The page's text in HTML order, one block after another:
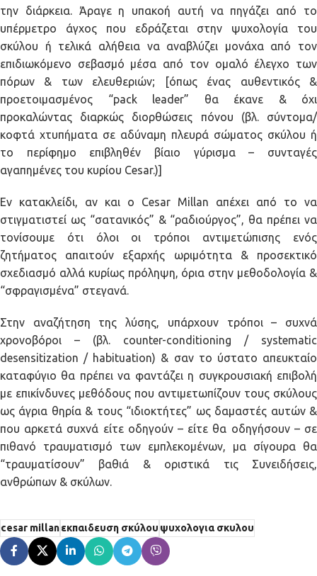
την διάρκεια. Άραγε η υπακοή αυτή να πηγάζει από το
υπέρμετρο άγχος που εδράζεται στην ψυχολογία του
σκύλου ή τελικά αλήθεια να αναβλύζει μονάχα από τον
επιδιωκόμενο σεβασμό μέσα από τον ομαλό έλεγχο των
πόρων & των ελευθεριών; [όπως ένας αυθεντικός &
προετοιμασμένος “pack leader” θα έκανε & όχι
προκαλώντας διαρκώς διορθώσεις πόνου (βλ. σύντομα/
κοφτά χτυπήματα σε αδύναμη πλευρά σώματος σκύλου ή
το περίφημο επιβληθέν βίαιο γύρισμα – συνταγές
αγαπημένες του κυρίου Cesar.)]
Εν κατακλείδι, αν και ο Cesar Millan απέχει από το να
στιγματιστεί ως “σατανικός” & “ραδιούργος”, θα πρέπει να
τονίσουμε ότι όλοι οι τρόποι αντιμετώπισης ενός
ζητήματος απαιτούν εξαρχής ωριμότητα & προσεκτικό
σχεδιασμό αλλά κυρίως πρόληψη, όρια στην μεθοδολογία &
“σφραγισμένα” στεγανά.
Στην αναζήτηση της λύσης, υπάρχουν τρόποι – συχνά
χρονοβόροι – (βλ. counter-conditioning / systematic
desensitization / habituation) & σαν το ύστατο απευκταίο
καταφύγιο θα πρέπει να φαντάζει η συγκρουσιακή επιβολή
με επικίνδυνες μεθόδους που αντιμετωπίζουν τους σκύλους
ως άγρια θηρία & τους “ιδιοκτήτες” ως δαμαστές αυτών &
που αρκετά συχνά είτε οδηγούν – είτε θα οδηγήσουν – σε
πιθανό τραυματισμό των εμπλεκομένων, μα σίγουρα θα
“τραυματίσουν” βαθιά & οριστικά τις Συνειδήσεις,
ανθρώπων & σκύλων.
cesar millanεκπαιδευση σκύλουψυχολογια σκυλου